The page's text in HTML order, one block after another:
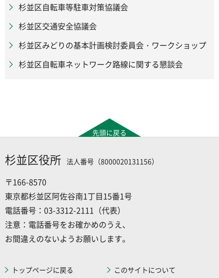
杉並区自転車等駐車対策協議会
杉並区交通安全協議会
杉並区みどりの基本計画検討委員会・ワークショップ
杉並区自転車ネットワーク路線に関する懇談会
先頭に戻る
杉並区役所 法人番号（8000020131156）
〒166-8570
東京都杉並区阿佐谷南1丁目15番1号
電話番号：03-3312-2111（代表）
注意：電話番号をお確かめのうえ、
お間違えのないようお願いします。
トップページに戻る このサイトについて